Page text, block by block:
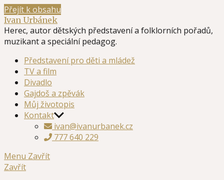
Přejít k obsahu
Ivan Urbánek
Herec, autor dětských představení a folklorních pořadů,
muzikant a speciální pedagog.
Představení pro děti a mládež
TV a film
Divadlo
Gajdoš a zpěvák
Můj životopis
Kontakt
ivan@ivanurbanek.cz
777 640 229
Menu Zavřít
Zavřít